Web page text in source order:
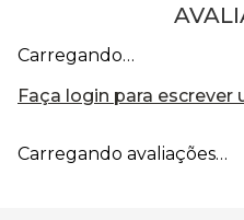
Carregando…
Faça login para escrever
Carregando avaliações…